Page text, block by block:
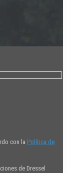
con la Política de
de Dressel